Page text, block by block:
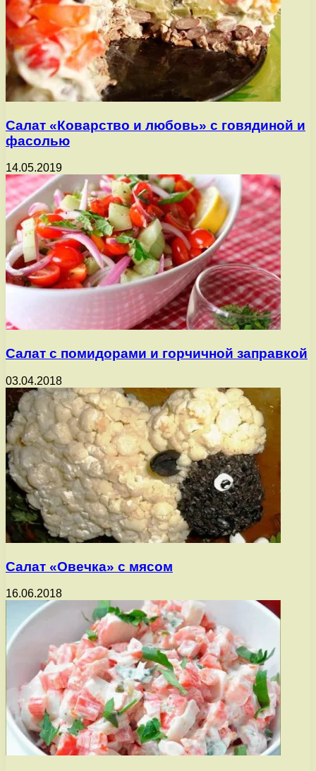
Салат «Коварство и любовь» с говядиной и
фасолью
14.05.2019
Салат с помидорами и горчичной заправкой
03.04.2018
Салат «Овечка» с мясом
16.06.2018